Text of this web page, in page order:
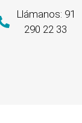
Llámanos: 91
290 22 33